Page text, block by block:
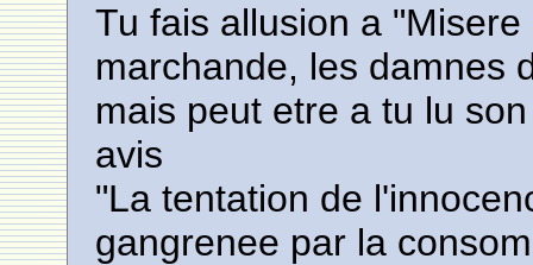
Tu fais allusion a
marchande, les damnes
mais peut etre a tu lu
avis
"La tentation de
gangrenee par la